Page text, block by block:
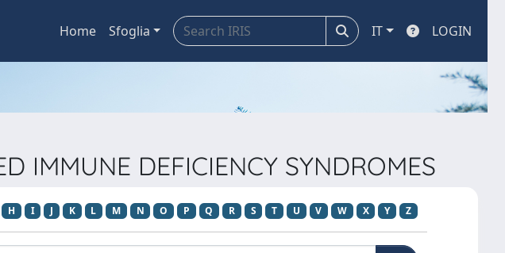
Home Sfoglia IT LOGIN
DEFICIENCY SYNDROMES
H I J K L M N O P Q R S T U V W X Y Z